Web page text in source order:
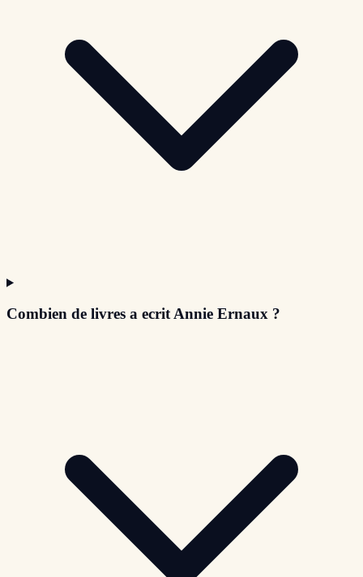
Combien de livres a ecrit Annie Ernaux ?